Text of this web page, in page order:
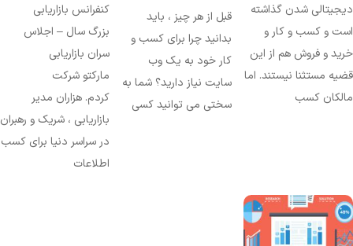
شدن گذاشته
و کسب و کار و
و فروش هم از این
مستثنا نیستند. اما
کسب
قبل از هر چیز ، باید
بدانید چرا برای کسب و
کار خود به یک وب
سایت نیاز دارید؟ شما به
سختی می توانید کسی
کنفرانس بازاریابی
بزرگ سال – اجلاس
سران بازاریابی
مارکتو شرکت
کردم. هزاران مدیر
بازاریابی ، شریک و رهبران
در سراسر دنیا برای کسب
اطلاعات